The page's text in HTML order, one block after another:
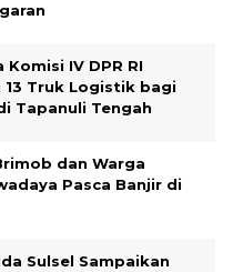
IV DPR RI
13 Truk Logistik bagi
Tapanuli Tengah
dan Warga
Pasca Banjir di
Sulsel Sampaikan